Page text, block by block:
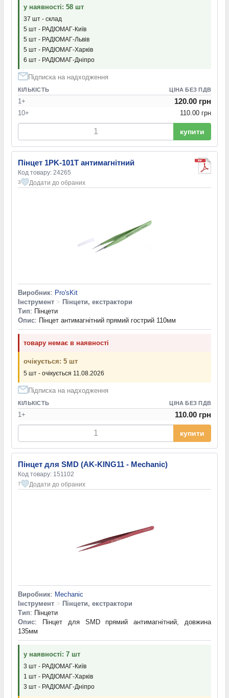
у наявності: 58 шт
37 шт - склад
5 шт - РАДІОМАГ-Київ
5 шт - РАДІОМАГ-Львів
5 шт - РАДІОМАГ-Харків
6 шт - РАДІОМАГ-Дніпро
Підписка на надходження
КІЛЬКІСТЬ ЦІНА БЕЗ ПДВ
1+ 120.00 грн
10+ 110.00 грн
купити
Пінцет 1PK-101T антимагнітний
Код товару: 24265
3 Додати до обраних
Виробник: Pro'sKit
Інструмент > Пінцети, екстрактори
Тип: Пінцети
Опис: Пінцет антимагнітний прямий гострий 110мм
товару немає в наявності
очікується: 5 шт
5 шт - очікується 11.08.2026
Підписка на надходження
КІЛЬКІСТЬ ЦІНА БЕЗ ПДВ
1+ 110.00 грн
купити
Пінцет для SMD (AK-KING11 - Mechanic)
Код товару: 151102
7 Додати до обраних
Виробник: Mechanic
Інструмент > Пінцети, екстрактори
Тип: Пінцети
Опис: Пінцет для SMD прямий антимагнітний, довжина
135мм
у наявності: 7 шт
3 шт - РАДІОМАГ-Київ
1 шт - РАДІОМАГ-Харків
3 шт - РАДІОМАГ-Дніпро